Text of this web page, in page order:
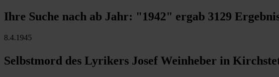
Ihre Suche nach ab Jahr: "1942" ergab 3129
8.4.1945
Selbstmord des Lyrikers Josef Weinheber in